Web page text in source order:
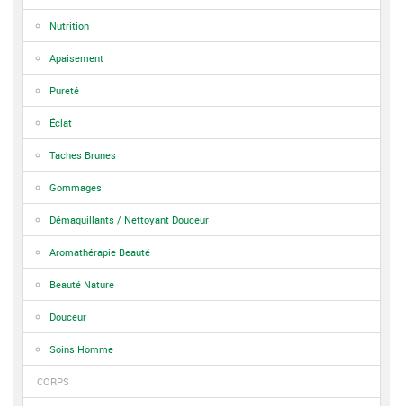
Nutrition
Apaisement
Pureté
Éclat
Taches Brunes
Gommages
Démaquillants / Nettoyant Douceur
Aromathérapie Beauté
Beauté Nature
Douceur
Soins Homme
CORPS